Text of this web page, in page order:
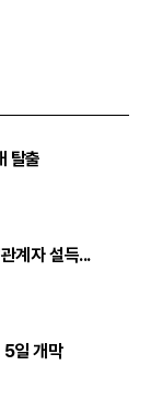
탈출
계자 설득...
5일 개막